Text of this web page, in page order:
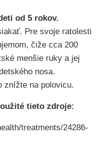
od 5 rokov.
Pre svoje ratolesti
čiže cca 200
menšie ruky a jej
nosa.
znížte na polovicu.
tieto zdroje:
treatments/24286-